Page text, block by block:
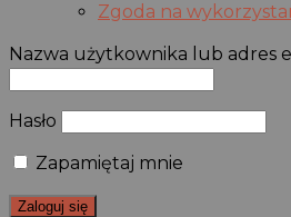
Zgoda na
Nazwa użytkownika lub adres
Hasło
Zapamiętaj mnie